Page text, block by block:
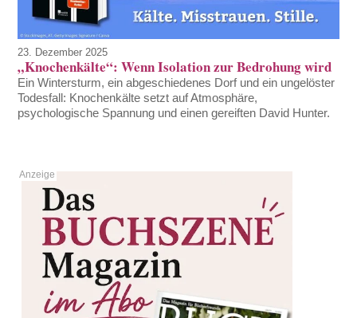
23. Dezember 2025
„Knochenkälte“: Wenn Isolation zur Bedrohung wird
Ein Wintersturm, ein abgeschiedenes Dorf und ein ungelöster
Todesfall: Knochenkälte setzt auf Atmosphäre,
psychologische Spannung und einen gereiften David Hunter.